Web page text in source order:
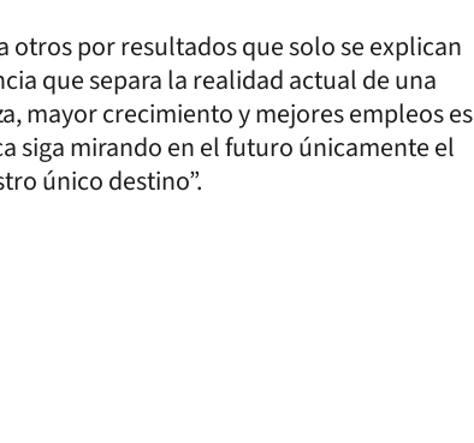
otros por resultados que solo se explican
que separa la realidad actual de una
mayor crecimiento y mejores empleos es
siga mirando en el futuro únicamente el
único destino”.